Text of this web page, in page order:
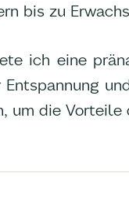
bis zu
ich eine
um die Vorteile